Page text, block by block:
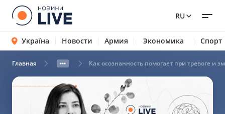
RU
Україна Новости Армия Экономика Спорт
Главная Как осознанность помогает при тревоге и